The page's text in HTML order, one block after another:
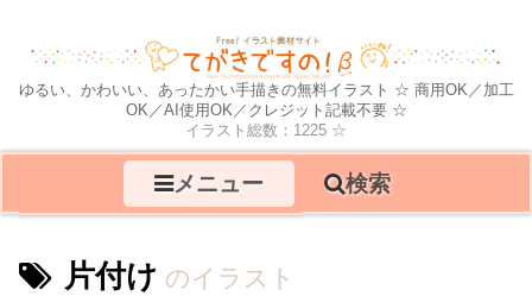
ゆるい、かわいい、あったかい手描きの無料イラスト ☆ 商用OK／加工
OK／AI使用OK／クレジット記載不要 ☆
イラスト総数：1225 ☆
メニュー 検索
片付け